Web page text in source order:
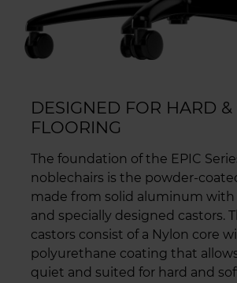
DESIGNED FOR HARD &
FLOORING
The foundation of the EPIC
noblechairs is the powder-
made from solid aluminum with
and specially designed castors.
castors consist of a Nylon core
polyurethane coating that
quiet and suited for hard and